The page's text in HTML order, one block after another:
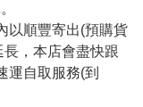
順豐寄出(預購貨
，本店會盡快跟
運自取服務(到